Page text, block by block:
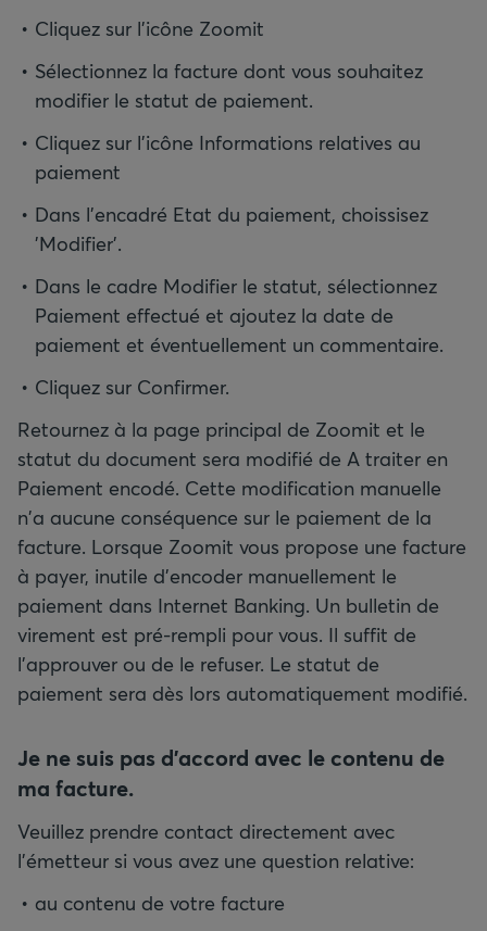
Cliquez sur l'icône Zoomit
Sélectionnez la facture dont vous souhaitez
modifier le statut de paiement.
Cliquez sur l'icône Informations relatives au
paiement
Dans l'encadré Etat du paiement, choissisez
'Modifier'.
Dans le cadre Modifier le statut, sélectionnez
Paiement effectué et ajoutez la date de
paiement et éventuellement un commentaire.
Cliquez sur Confirmer.
Retournez à la page principal de Zoomit et le
statut du document sera modifié de A traiter en
Paiement encodé. Cette modification manuelle
n'a aucune conséquence sur le paiement de la
facture. Lorsque Zoomit vous propose une facture
à payer, inutile d'encoder manuellement le
paiement dans Internet Banking. Un bulletin de
virement est pré-rempli pour vous. Il suffit de
l'approuver ou de le refuser. Le statut de
paiement sera dès lors automatiquement modifié.
Je ne suis pas d'accord avec le contenu de
ma facture.
Veuillez prendre contact directement avec
l'émetteur si vous avez une question relative:
au contenu de votre facture